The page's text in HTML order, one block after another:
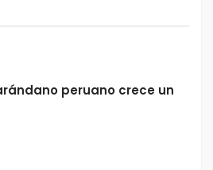
peruano crece un